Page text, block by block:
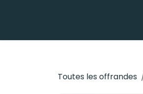
Toutes les offrandes